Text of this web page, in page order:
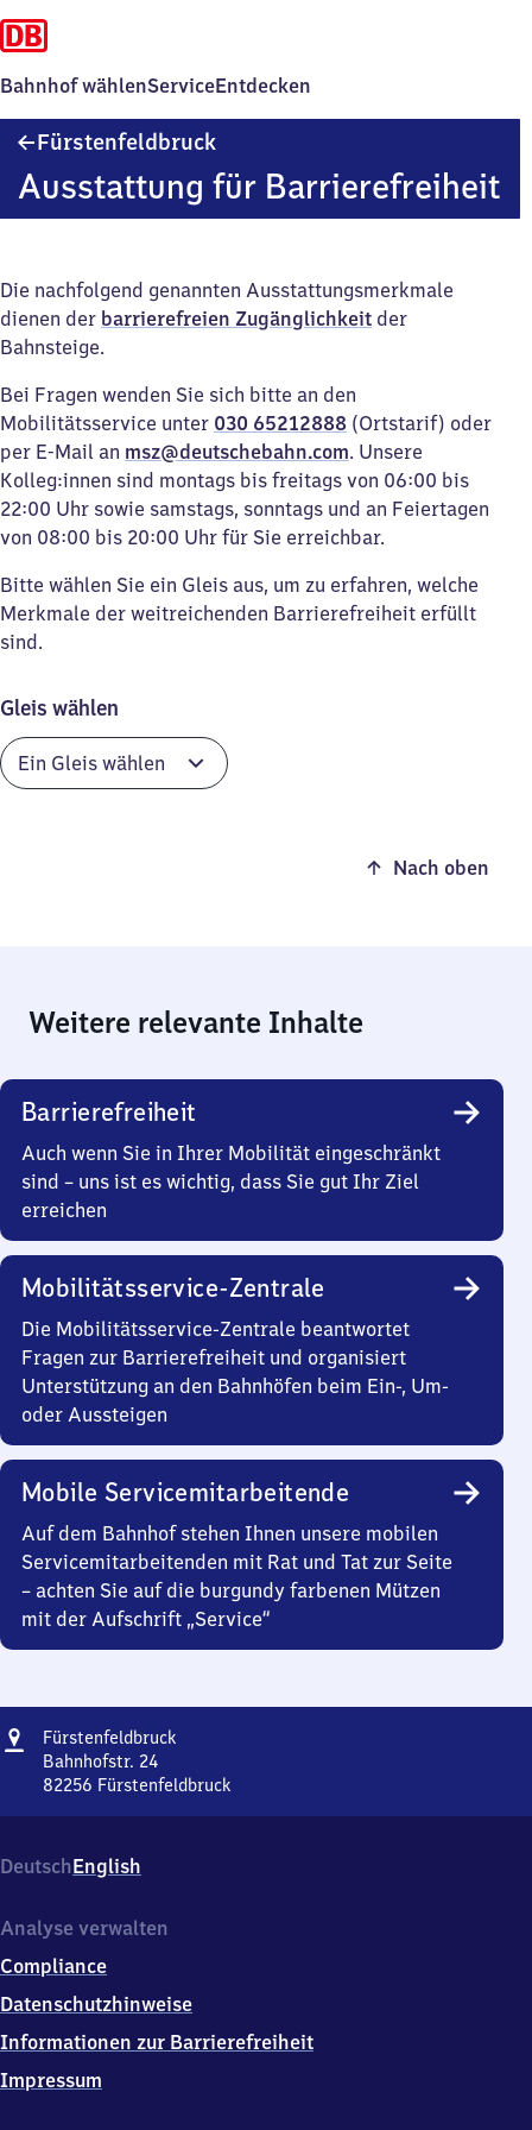
Bahnhof wählenServiceEntdecken
Fürstenfeldbruck
Ausstattung für Barrierefreiheit
Die nachfolgend genannten Ausstattungsmerkmale
dienen der barrierefreien Zugänglichkeit der
Bahnsteige.
Bei Fragen wenden Sie sich bitte an den
Mobilitätsservice unter 030 65212888 (Ortstarif) oder
per E-Mail an msz@deutschebahn.com. Unsere
Kolleg:innen sind montags bis freitags von 06:00 bis
22:00 Uhr sowie samstags, sonntags und an Feiertagen
von 08:00 bis 20:00 Uhr für Sie erreichbar.
Bitte wählen Sie ein Gleis aus, um zu erfahren, welche
Merkmale der weitreichenden Barrierefreiheit erfüllt
sind.
Gleis wählen
Nach oben
Weitere relevante Inhalte
Barrierefreiheit
Auch wenn Sie in Ihrer Mobilität eingeschränkt
sind – uns ist es wichtig, dass Sie gut Ihr Ziel
erreichen
Mobilitätsservice-Zentrale
Die Mobilitätsservice-Zentrale beantwortet
Fragen zur Barrierefreiheit und organisiert
Unterstützung an den Bahnhöfen beim Ein-, Um-
oder Aussteigen
Mobile Servicemitarbeitende
Auf dem Bahnhof stehen Ihnen unsere mobilen
Servicemitarbeitenden mit Rat und Tat zur Seite
– achten Sie auf die burgundy farbenen Mützen
mit der Aufschrift „Service“
Adresse
Fürstenfeldbruck
Bahnhofstr. 24
82256 Fürstenfeldbruck
24,
8
2
6
Fürstenfeldbruck
DeutschEnglish
Analyse verwalten
Compliance
Datenschutzhinweise
Informationen zur Barrierefreiheit
Impressum